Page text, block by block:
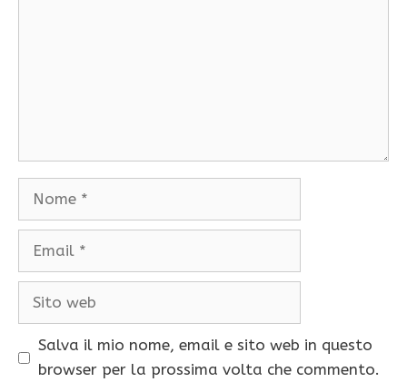
Nome
Email
Sito
Salva il mio nome, email e sito web in questo
browser per la prossima volta che commento.